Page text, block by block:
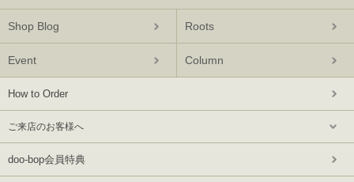
Shop Blog Roots
Event Column
How to Order
ご来店のお客様へ
doo-bop会員特典